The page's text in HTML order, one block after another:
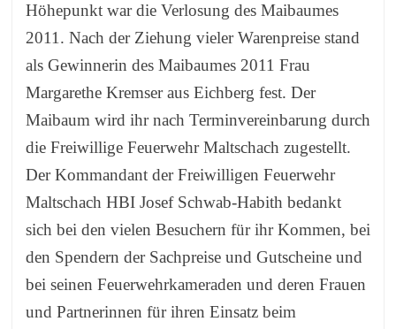
Höhepunkt war die Verlosung des Maibaumes
2011. Nach der Ziehung vieler Warenpreise stand
als Gewinnerin des Maibaumes 2011 Frau
Margarethe Kremser aus Eichberg fest. Der
Maibaum wird ihr nach Terminvereinbarung durch
die Freiwillige Feuerwehr Maltschach zugestellt.
Der Kommandant der Freiwilligen Feuerwehr
Maltschach HBI Josef Schwab-Habith bedankt
sich bei den vielen Besuchern für ihr Kommen, bei
den Spendern der Sachpreise und Gutscheine und
bei seinen Feuerwehrkameraden und deren Frauen
und Partnerinnen für ihren Einsatz beim